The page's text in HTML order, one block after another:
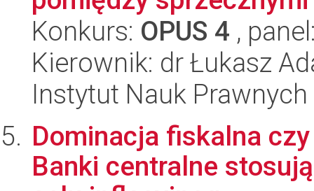
Konkurs: OPUS 4 ,
Kierownik: dr Łukasz
Instytut Nauk Prawnych
Dominacja fiskalna
Banki centralne